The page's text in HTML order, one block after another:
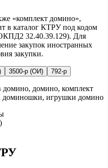
«комплект домино»,
в каталог КТРУ под кодом
32.40.39.129). Для
закупок иностранных
закупки.
3500-р (ОИ) 792-р
домино, домино, комплект
доминошки, игрушки домино